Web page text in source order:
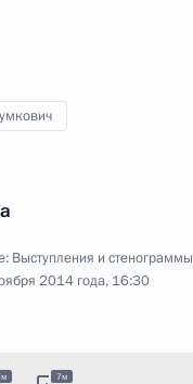
Выступления и стенограммы
2014 года, 16:30
7м